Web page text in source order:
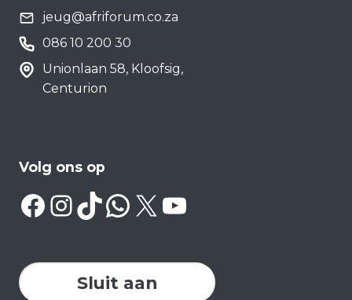
jeug@afriforum.co.za
086 10 200 30
Unionlaan 58, Kloofsig,
Centurion
Volg ons op
Facebook
Instagram
TikTok
WhatsApp
X YouTube
Sluit aan